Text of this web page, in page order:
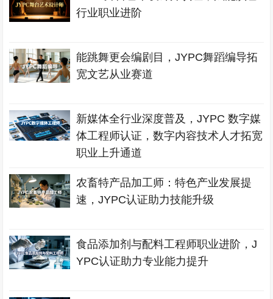
行业职业进阶
能跳舞更会编剧目，JYPC舞蹈编导拓
宽文艺从业赛道
新媒体全行业深度普及，JYPC 数字媒
体工程师认证，数字内容技术人才拓宽
职业上升通道
农畜特产品加工师：特色产业发展提
速，JYPC认证助力技能升级
食品添加剂与配料工程师职业进阶，J
YPC认证助力专业能力提升